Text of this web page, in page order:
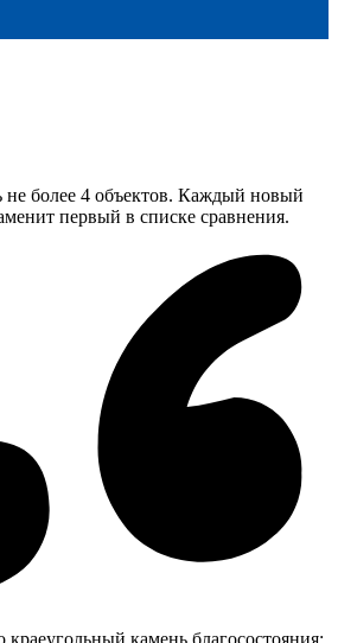
не более 4 объектов. Каждый новый
первый в списке сравнения.